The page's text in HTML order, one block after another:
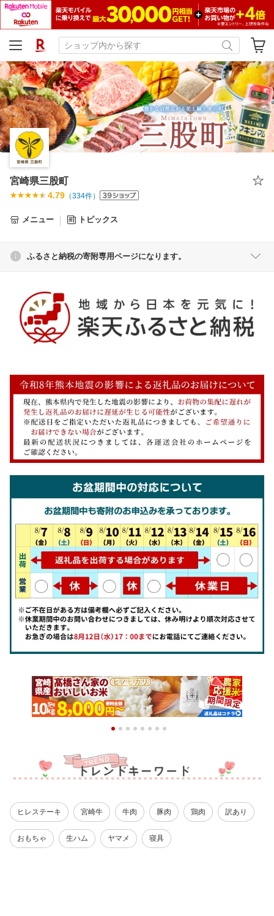
宮崎県三股町
4.79 （334件）
メニュー トピックス
ふるさと納税の寄附専用ページになります。
ヒレステーキ 宮崎牛 牛肉 豚肉 鶏肉 訳あり
おもちゃ 生ハム ヤマメ 寝具